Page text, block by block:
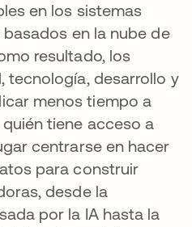
en los sistemas
en la nube de
resultado, los
tecnología, desarrollo y
menos tiempo a
tiene acceso a
centrarse en hacer
para construir
desde la
por la IA hasta la